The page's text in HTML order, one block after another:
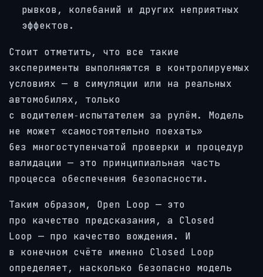
рывков, колебаний и других неприятных
эффектов.
Стоит отметить, что все такие
эксперименты выполняются в контролируемых
условиях — в симуляции или на реальных
автомобилях, только
с водителем‑испытателем за рулём. Модель
не может «самостоятельно поехать»
без многоступенчатой проверки и процедур
валидации — это принципиальная часть
процесса обеспечения безопасности.
Таким образом, Open Loop — это
про качество предсказания, а Closed
Loop — про качество вождения. И
в конечном счёте именно Closed Loop
определяет, насколько безопасно модель